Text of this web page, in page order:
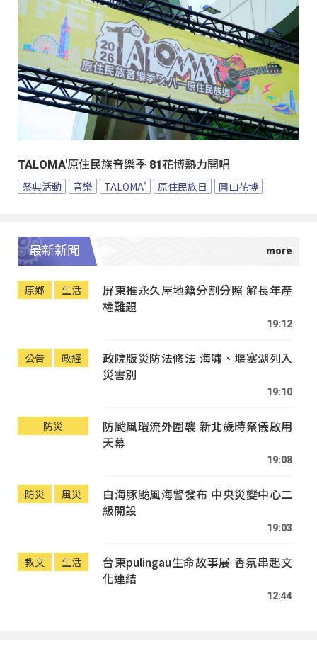
TALOMA'原住民族音樂季 81花博熱力開唱
祭典活動 音樂 TALOMA' 原住民族日 圓山花博
最新新聞
原鄉 生活
屏東推永久屋地籍分割分照 解長年產
權難題
19:12
公告 政經
政院版災防法修法 海嘯、堰塞湖列入
災害別
19:10
防災
防颱風環流外圍襲 新北歲時祭儀啟用
天幕
19:08
防災 風災
白海豚颱風海警發布 中央災變中心二
級開設
19:03
教文 生活
台東pulingau生命故事展 香氛串起文
化連結
12:44